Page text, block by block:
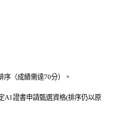
序（成績需達70分）。
A1 證書申請甄選資格(排序仍以原